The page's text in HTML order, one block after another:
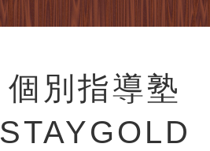
個別指導塾
STAYGOLD